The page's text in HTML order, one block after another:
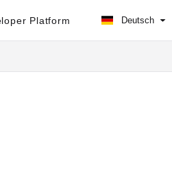
Platform Deutsch